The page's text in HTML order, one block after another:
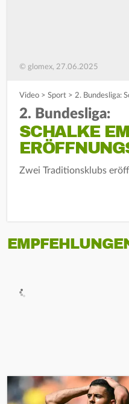
© glomex, 27.06.2025
Video > Sport > 2. Bundesliga:
2. Bundesliga:
SCHALKE
Zwei Traditionsklubs